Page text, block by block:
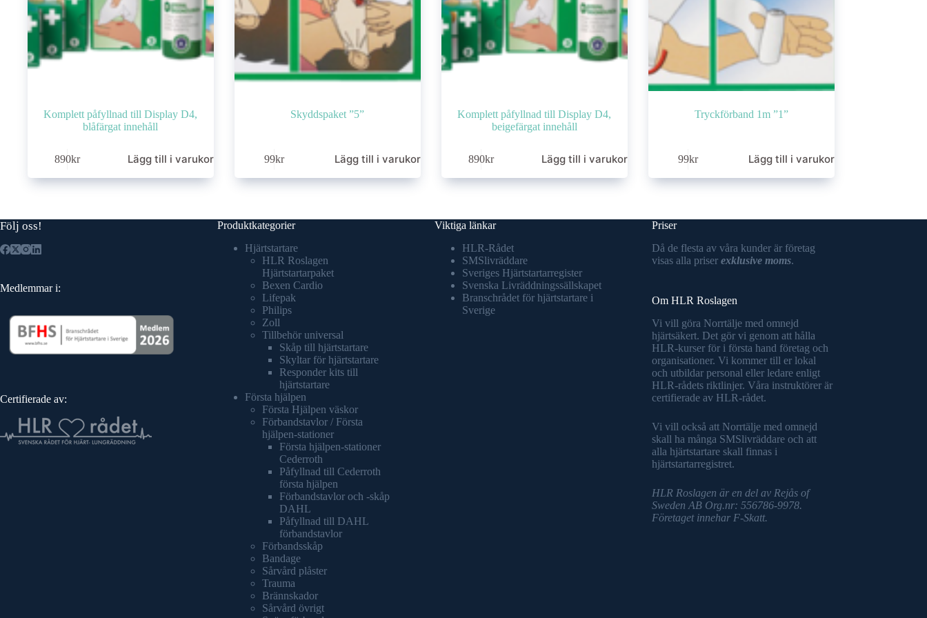
Komplett påfyllnad till Display D4,
blåfärgat innehåll
890kr Lägg till i varukorg
Skyddspaket ”5”
99kr Lägg till i varukorg
Komplett påfyllnad till Display D4,
beigefärgat innehåll
890kr Lägg till i varukorg
Tryckförband 1m ”1”
99kr Lägg till i varukorg
Följ oss!
Medlemmar i:
Certifierade av:
Produktkategorier
Hjärtstartare
HLR Roslagen
Hjärtstartarpaket
Bexen Cardio
Lifepak
Philips
Zoll
Tillbehör universal
Skåp till hjärtstartare
Skyltar för hjärtstartare
Responder kits till
hjärtstartare
Första hjälpen
Första Hjälpen väskor
Förbandstavlor / Första
hjälpen-stationer
Första hjälpen-stationer
Cederroth
Påfyllnad till Cederroth
första hjälpen
Förbandstavlor och -skåp
DAHL
Påfyllnad till DAHL
förbandstavlor
Förbandsskåp
Bandage
Sårvård plåster
Trauma
Brännskador
Sårvård övrigt
Viktiga länkar
HLR-Rådet
SMSlivräddare
Sveriges Hjärtstartarregister
Svenska Livräddningssällskapet
Branschrådet för hjärtstartare i
Sverige
Priser
Då de flesta av våra kunder är företag
visas alla priser exklusive moms.
Om HLR Roslagen
Vi vill göra Norrtälje med omnejd
hjärtsäkert. Det gör vi genom att hålla
HLR-kurser för i första hand företag och
organisationer. Vi kommer till er lokal
och utbildar personal eller ledare enligt
HLR-rådets riktlinjer. Våra instruktörer är
certifierade av HLR-rådet.
Vi vill också att Norrtälje med omnejd
skall ha många SMSlivräddare och att
alla hjärtstartare skall finnas i
hjärtstartarregistret.
HLR Roslagen är en del av Rejås of
Sweden AB Org.nr: 556786-9978.
Företaget innehar F-Skatt.